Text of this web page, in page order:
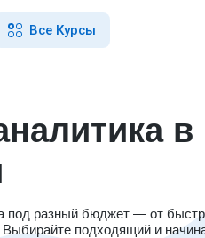
Все Курсы
в
под разный бюджет — от
подходящий и